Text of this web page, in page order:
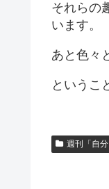
それらの
います。
あと色々
というこ
週刊「自分